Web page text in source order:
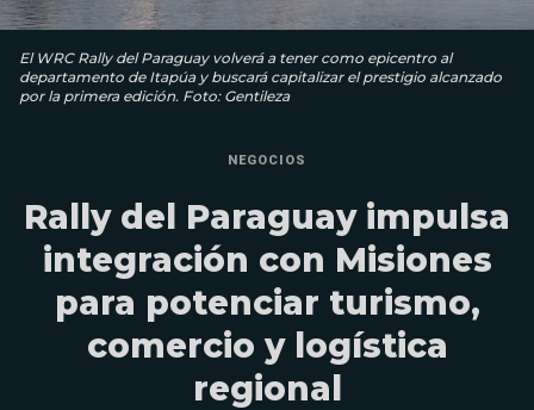
El WRC Rally del Paraguay volverá a tener como epicentro al
departamento de Itapúa y buscará capitalizar el prestigio alcanzado
por la primera edición. Foto: Gentileza
NEGOCIOS
Rally del Paraguay impulsa
integración con Misiones
para potenciar turismo,
comercio y logística
regional